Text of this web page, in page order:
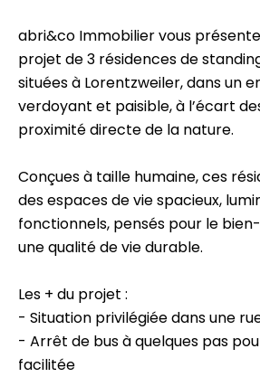
abri&co Immobilier vous
projet de 3 résidences de
situées à Lorentzweiler, dans un
verdoyant et paisible, à l’écart
proximité directe de la nature.
Conçues à taille humaine, ces
des espaces de vie spacieux,
fonctionnels, pensés pour le
une qualité de vie durable.
Les + du projet :
- Situation privilégiée dans une
- Arrêt de bus à quelques pas
facilitée